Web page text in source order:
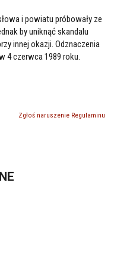
i powiatu próbowały ze
by uniknąć skandalu
innej okazji. Odznaczenia
4 czerwca 1989 roku.
Zgłoś naruszenie Regulaminu